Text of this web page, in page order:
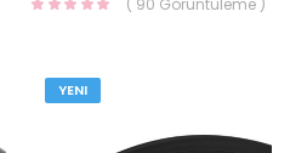
YENI